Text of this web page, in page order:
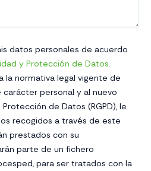
datos personales de acuerdo
y Protección de Datos.
la normativa legal vigente de
personal y al nuevo
de Datos (RGPD), le
recogidos a través de este
prestados con su
parte de un fichero
para ser tratados con la